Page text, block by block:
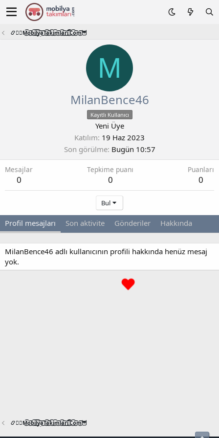
📿🧙‍♂️M͜͡o͜͡b͜͡i͜͡l͜͡y͜͡a͜͡T͜͡a͜͡k͜͡i͜͡m͜͡l͜͡a͜͡r͜͡i͜͡.͜͡C͜͡o͜͡m͜͡🦉
M
MilanBence46
Kayıtlı Kullanıcı
Yeni Üye
Katılım 19 Haz 2023
Son görülme Bugün 10:57
Mesajlar
0
Tepkime puanı
0
Puanları
0
Bul
Profil mesajları Son aktivite Gönderiler Hakkında
MilanBence46 adlı kullanıcının profili hakkında henüz mesaj
yok.
📿🧙‍♂️M͜͡o͜͡b͜͡i͜͡l͜͡y͜͡a͜͡T͜͡a͜͡k͜͡i͜͡m͜͡l͜͡a͜͡r͜͡i͜͡.͜͡C͜͡o͜͡m͜͡🦉